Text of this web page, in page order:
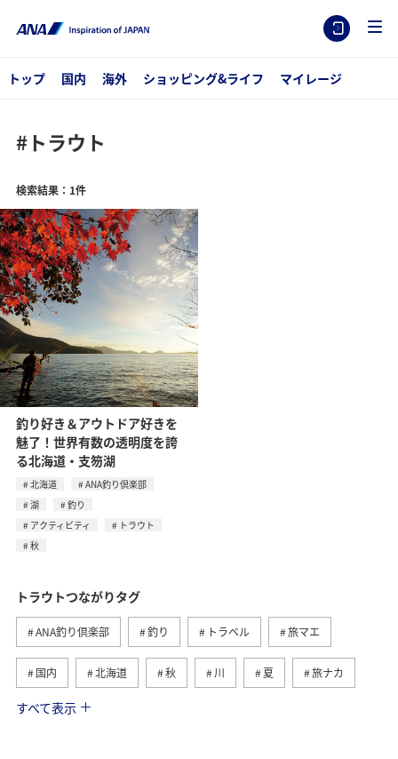
トップ 国内 海外 ショッピング&ライフ マイレージ
#トラウト
検索結果：1件
釣り好き＆アウトドア好きを
魅了！世界有数の透明度を誇
る北海道・支笏湖
北海道
ANA釣り倶楽部
湖
釣り
アクティビティ
トラウト
秋
トラウトつながりタグ
ANA釣り倶楽部 釣り トラベル 旅マエ
国内 北海道 秋 川 夏 旅ナカ
春 湖
すべて表示